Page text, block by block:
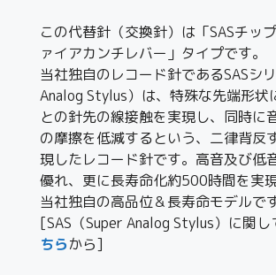
この代替針（交換針）は「SASチッ
ァイアカンチレバー」タイプです。
当社独自のレコード針であるSASシ
Analog Stylus）は、特殊な先端形状
との針先の線接触を実現し、同時に
の摩擦を低減するという、二律背反
現したレコード針です。高音及び低
優れ、更に長寿命化約500時間を実現
当社独自の高品位＆長寿命モデルです
[SAS（Super Analog Stylus）に関し
ちらから]